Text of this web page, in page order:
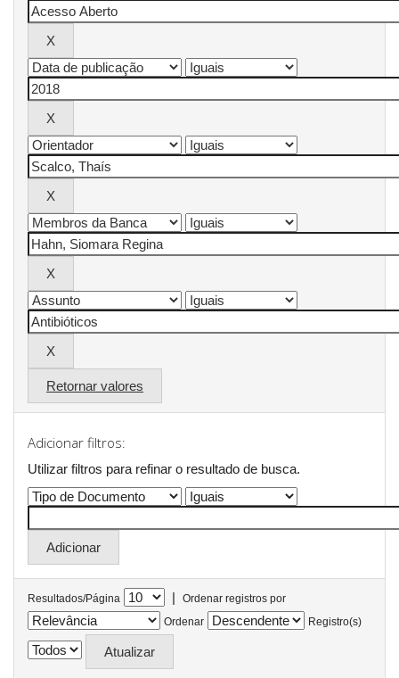
Retornar valores
Adicionar filtros:
Utilizar filtros para refinar o resultado de busca.
Resultados/Página |
Ordenar registros por
Ordenar
Registro(s)